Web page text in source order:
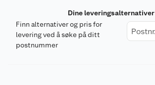
Dine leveringsalternativer
Finn alternativer og pris for
levering ved å søke på ditt
postnummer